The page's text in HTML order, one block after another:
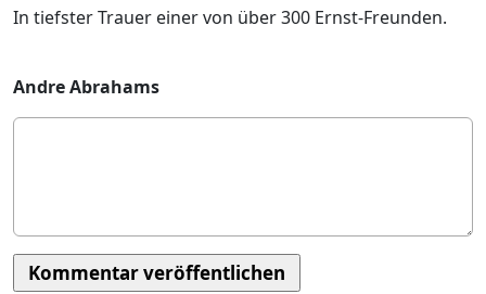
In tiefster Trauer einer von über 300 Ernst-Freunden.
Andre Abrahams